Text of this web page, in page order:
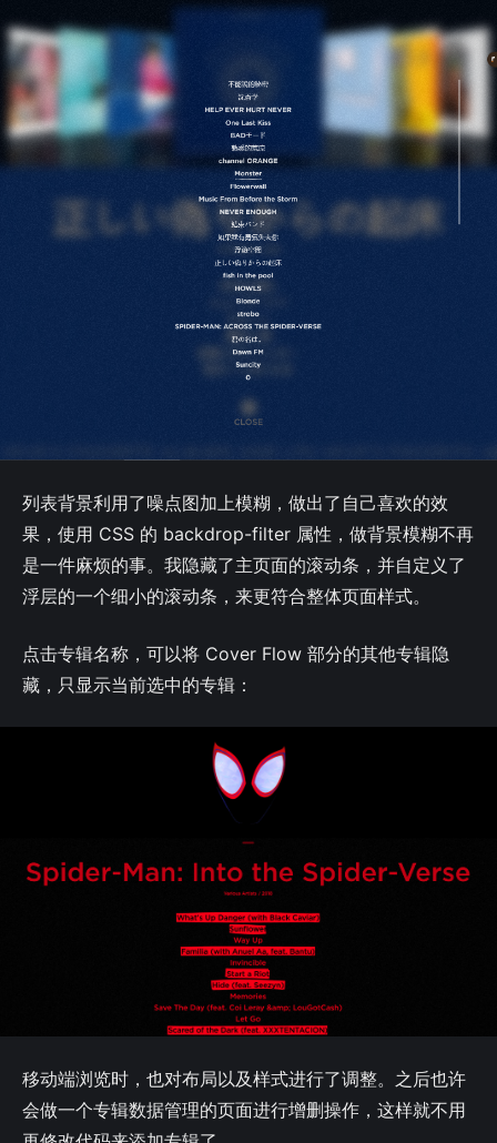
列表背景利用了噪点图加上模糊，做出了自己喜欢的效
果，使用 CSS 的 backdrop-filter 属性，做背景模糊不再
是一件麻烦的事。我隐藏了主页面的滚动条，并自定义了
浮层的一个细小的滚动条，来更符合整体页面样式。
点击专辑名称，可以将 Cover Flow 部分的其他专辑隐
藏，只显示当前选中的专辑：
移动端浏览时，也对布局以及样式进行了调整。之后也许
会做一个专辑数据管理的页面进行增删操作，这样就不用